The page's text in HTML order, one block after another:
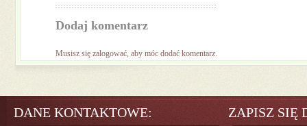
Dodaj komentarz
Musisz się zalogować, aby móc dodać komentarz.
DANE KONTAKTOWE: ZAPISZ SIĘ